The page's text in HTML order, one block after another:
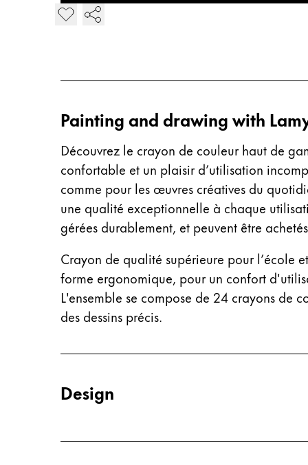
polski
Sweden
Türkçe
Amérique centrale & Caraïbes
Cette région répertorie les pays et les
Amérique du Nord
Cette région répertorie les pays et les
Amérique du Sud
Cette région répertorie les pays et les
Brazil
português
Chile
Mexico
Afrique
Ajouter Crayon de couleur plus
Painting and drawing with
Découvrez le crayon de couleur haut de
confortable et un plaisir d’utilisation
comme pour les œuvres créatives du
une qualité exceptionnelle à chaque
gérées durablement, et peuvent être
Crayon de qualité supérieure pour l’école
forme ergonomique, pour un confort
L'ensemble se compose de 24 crayons de
des dessins précis.
Design